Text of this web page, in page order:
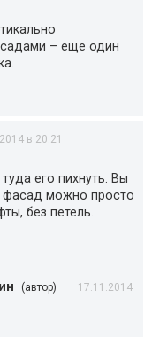
– еще один
в 20:21
его пихнуть. Вы
фасад можно просто
без петель.
(автор)
17.11.2014